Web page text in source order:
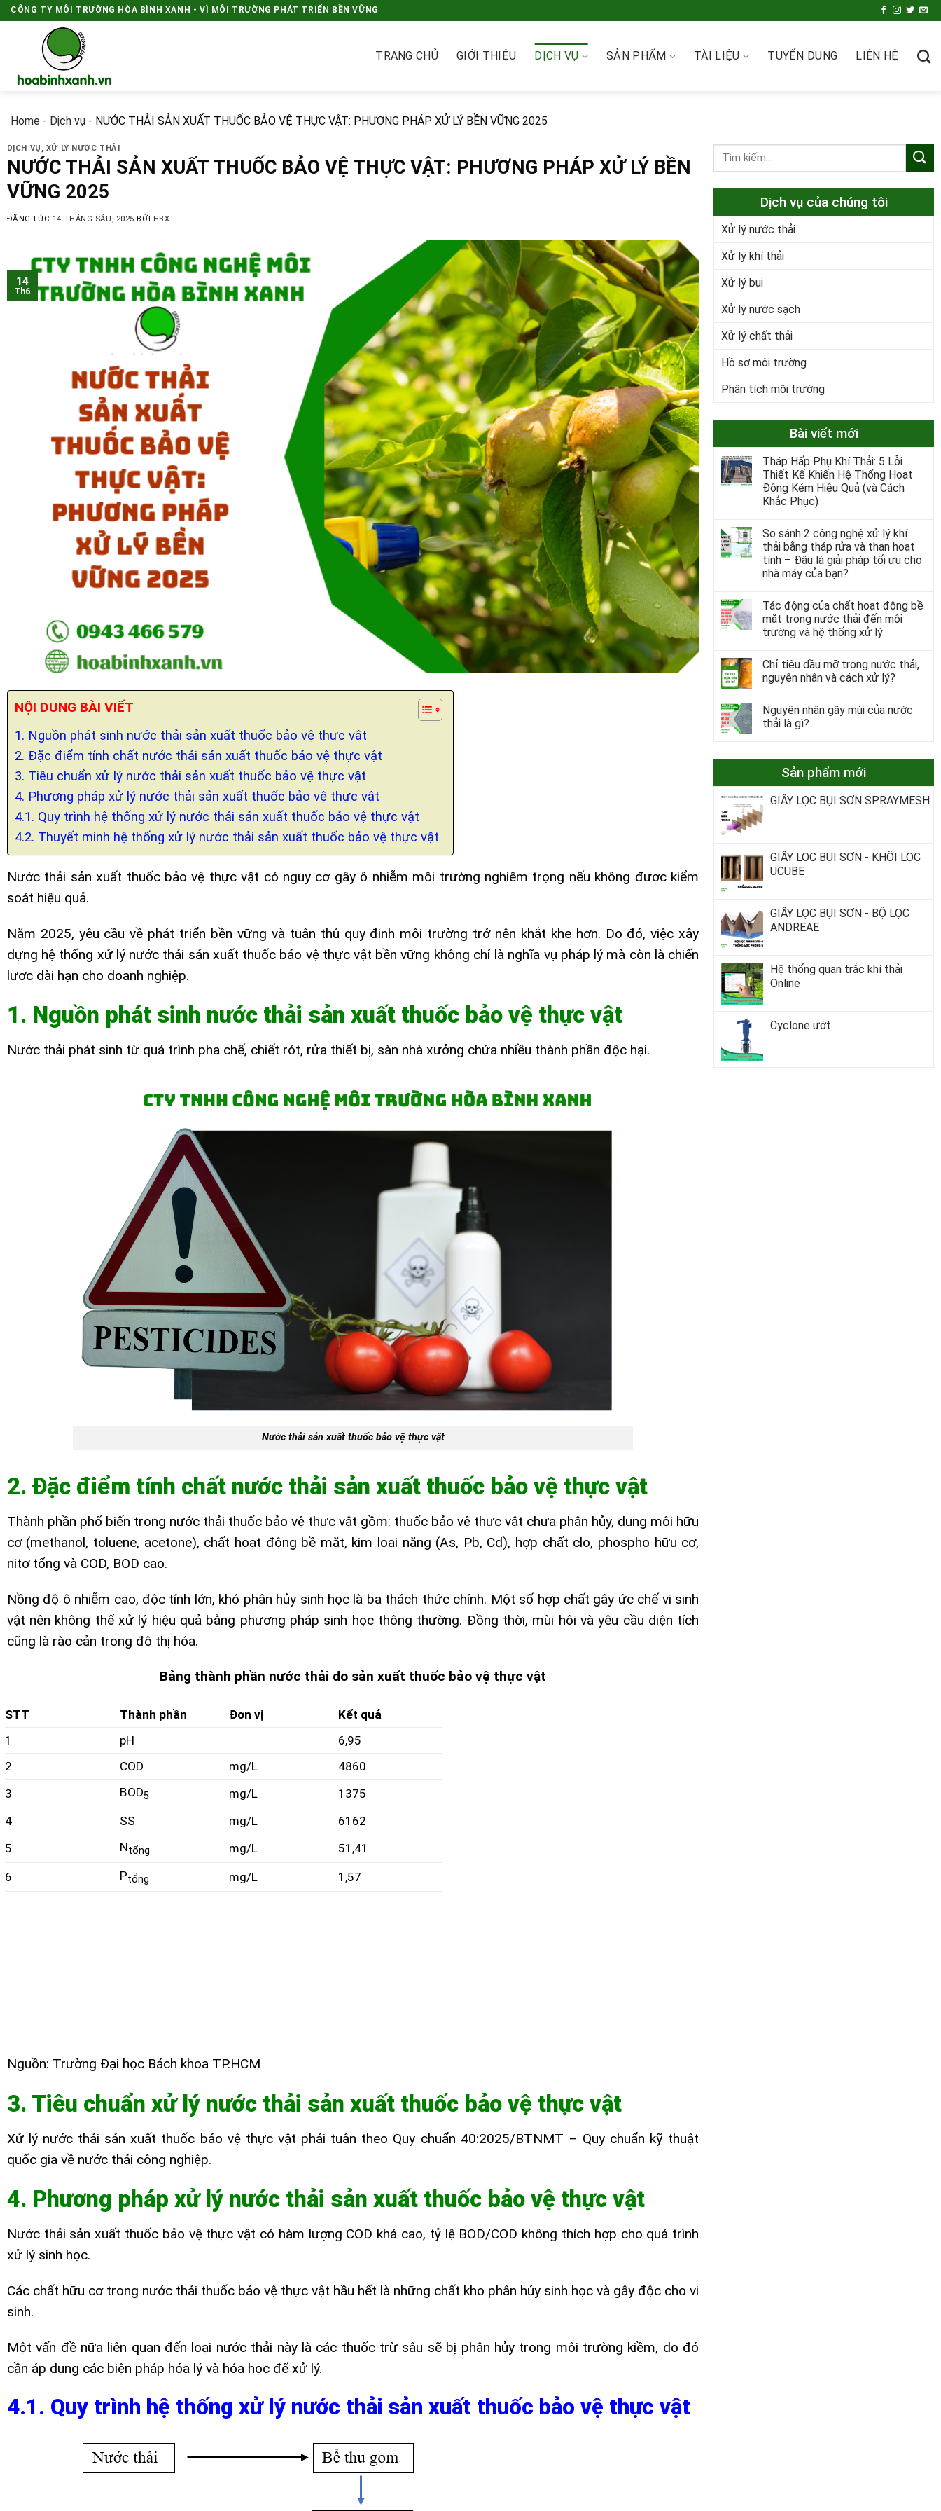
Skip
to
CÔNG TY MÔI TRƯỜNG HÒA BÌNH XANH - VÌ MÔI TRƯỜNG PHÁT TRIỂN BỀN VỮNG
TRANG CHỦ GIỚI THIỆU DỊCH VỤ SẢN PHẨM TÀI LIỆU TUYỂN DỤNG LIÊN HỆ
Home - Dịch vụ - NƯỚC THẢI SẢN XUẤT THUỐC BẢO VỆ THỰC VẬT: PHƯƠNG PHÁP XỬ LÝ BỀN VỮNG 2025
DỊCH VỤ , XỬ LÝ NƯỚC THẢI
NƯỚC THẢI SẢN XUẤT THUỐC BẢO VỆ THỰC VẬT: PHƯƠNG PHÁP XỬ LÝ BỀN
VỮNG 2025
ĐĂNG LÚC 14 THÁNG SÁU, 2025 BỞI HBX
14
Th6
NỘI DUNG BÀI VIẾT
1. Nguồn phát sinh nước thải sản xuất thuốc bảo vệ thực vật
2. Đặc điểm tính chất nước thải sản xuất thuốc bảo vệ thực vật
3. Tiêu chuẩn xử lý nước thải sản xuất thuốc bảo vệ thực vật
4. Phương pháp xử lý nước thải sản xuất thuốc bảo vệ thực vật
4.1. Quy trình hệ thống xử lý nước thải sản xuất thuốc bảo vệ thực vật
4.2. Thuyết minh hệ thống xử lý nước thải sản xuất thuốc bảo vệ thực vật
Nước thải sản xuất thuốc bảo vệ thực vật có nguy cơ gây ô nhiễm môi trường nghiêm trọng nếu không được kiểm
soát hiệu quả.
Năm 2025, yêu cầu về phát triển bền vững và tuân thủ quy định môi trường trở nên khắt khe hơn. Do đó, việc xây
dựng hệ thống xử lý nước thải sản xuất thuốc bảo vệ thực vật bền vững không chỉ là nghĩa vụ pháp lý mà còn là chiến
lược dài hạn cho doanh nghiệp.
1. Nguồn phát sinh nước thải sản xuất thuốc bảo vệ thực vật
Nước thải phát sinh từ quá trình pha chế, chiết rót, rửa thiết bị, sàn nhà xưởng chứa nhiều thành phần độc hại.
Nước thải sản xuất thuốc bảo vệ thực vật
2. Đặc điểm tính chất nước thải sản xuất thuốc bảo vệ thực vật
Thành phần phổ biến trong nước thải thuốc bảo vệ thực vật gồm: thuốc bảo vệ thực vật chưa phân hủy, dung môi hữu
cơ (methanol, toluene, acetone), chất hoạt động bề mặt, kim loại nặng (As, Pb, Cd), hợp chất clo, phospho hữu cơ,
nitơ tổng và COD, BOD cao.
Nồng độ ô nhiễm cao, độc tính lớn, khó phân hủy sinh học là ba thách thức chính. Một số hợp chất gây ức chế vi sinh
vật nên không thể xử lý hiệu quả bằng phương pháp sinh học thông thường. Đồng thời, mùi hôi và yêu cầu diện tích
cũng là rào cản trong đô thị hóa.
Bảng thành phần nước thải do sản xuất thuốc bảo vệ thực vật
STT Thành phần Đơn vị
Kết quả
1
pH
6,95
2
COD mg/L
4860
3
BOD5 mg/L
1375
4
SS mg/L
6162
5
Ntổng mg/L 51,41
6 Ptổng mg/L 1,57
Nguồn: Trường Đại học Bách khoa TP.HCM
3. Tiêu chuẩn xử lý nước thải sản xuất thuốc bảo vệ thực vật
Xử lý nước thải sản xuất thuốc bảo vệ thực vật phải tuân theo Quy chuẩn 40:2025/BTNMT – Quy chuẩn kỹ thuật
quốc gia về nước thải công nghiệp.
4. Phương pháp xử lý nước thải sản xuất thuốc bảo vệ thực vật
Nước thải sản xuất thuốc bảo vệ thực vật có hàm lượng COD khá cao, tỷ lệ BOD/COD không thích hợp cho quá trình
xử lý sinh học.
Các chất hữu cơ trong nước thải thuốc bảo vệ thực vật hầu hết là những chất kho phân hủy sinh học và gây độc cho vi
sinh.
Một vấn đề nữa liên quan đến loại nước thải này là các thuốc trừ sâu sẽ bị phân hủy trong môi trường kiềm, do đó
cần áp dụng các biện pháp hóa lý và hóa học để xử lý.
4.1. Quy trình hệ thống xử lý nước thải sản xuất thuốc bảo vệ thực vật
Dịch vụ của chúng tôi
Xử lý nước thải
Xử lý khí thải
Xử lý bụi
Xử lý nước sạch
Xử lý chất thải
Hồ sơ môi trường
Phân tích môi trường
Bài viết mới
Tháp Hấp Phụ Khí Thải: 5 Lỗi
Thiết Kế Khiến Hệ Thống Hoạt
Động Kém Hiệu Quả (và Cách
Khắc Phục)
So sánh 2 công nghệ xử lý khí
thải bằng tháp rửa và than hoạt
tính – Đâu là giải pháp tối ưu cho
nhà máy của bạn?
Tác động của chất hoạt động bề
mặt trong nước thải đến môi
trường và hệ thống xử lý
Chỉ tiêu dầu mỡ trong nước thải,
nguyên nhân và cách xử lý?
Nguyên nhân gây mùi của nước
thải là gì?
Sản phẩm mới
GIẤY LỌC BỤI SƠN SPRAYMESH
GIẤY LỌC BỤI SƠN - KHỐI LỌC
UCUBE
GIẤY LỌC BỤI SƠN - BỘ LỌC
ANDREAE
Hệ thống quan trắc khí thải
Online
Cyclone ướt